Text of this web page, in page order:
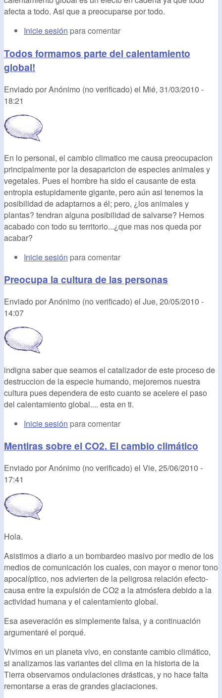
afecta a todo. Asi que a preocuparse por todo.
Inicie sesión para comentar
Todos formamos parte del calentamiento
global!
Enviado porAnónimo (no verificado) el Mié, 31/03/2010 -
18:21
En lo personal, el cambio climatico me causa preocupacion
principalmente por la desaparicion de especies animales y
vegetales. Pues el hombre ha sido el causante de esta
entropia estupidamente gigante, pero aún asi tenemos la
posibilidad de adaptarnos a él; pero, ¿los animales y
plantas? tendran alguna posibilidad de salvarse? Hemos
acabado con todo su territorio...¿que mas nos queda por
acabar?
Inicie sesión para comentar
Preocupa la cultura de las personas
Enviado porAnónimo (no verificado) el Jue, 20/05/2010 -
14:07
indigna saber que seamos el catalizador de este proceso de
destruccion de la especie humando, mejoremos nuestra
cultura pues dependera de esto cuanto se acelere el paso
del calentamiento global.... esta en ti.
Inicie sesión para comentar
Mentiras sobre el CO2. El cambio climático
Enviado porAnónimo (no verificado) el Vie, 25/06/2010 -
17:41
Hola.
Asistimos a diario a un bombardeo masivo por medio de los
medios de comunicación los cuales, con mayor o menor tono
apocalíptico, nos advierten de la peligrosa relación efecto-
causa entre la expulsión de CO2 a la atmósfera debido a la
actividad humana y el calentamiento global.
Esa aseveración es simplemente falsa, y a continuación
argumentaré el porqué.
Vivimos en un planeta vivo, en constante cambio climático,
si analizamos las variantes del clima en la historia de la
Tierra observamos ondulaciones drásticas, y no hace falta
remontarse a eras de grandes glaciaciones.